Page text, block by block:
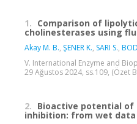
1. Comparison of
cholinesterases using
Akay M. B., ŞENER K., SARI S.,
V. International Enzyme and
29 Ağustos 2024, ss.109, (Özet
2. Bioactive potential of
inhibition: from wet